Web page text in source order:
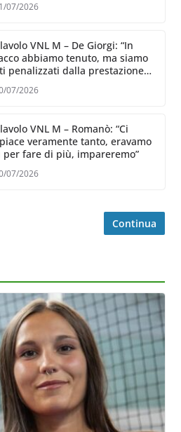
07/2026
VNL M – De Giorgi: “In
abbiamo tenuto, ma siamo
penalizzati dalla prestazione
07/2026
VNL M – Romanò: “Ci
veramente tanto, eravamo
per fare di più, impareremo”
07/2026
Continua